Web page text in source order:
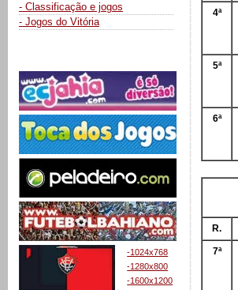
- Classificação e jogos
- Jogos do Vitória
-1024x768
-1280x800
-1600x1200
4ª
5ª
6ª
R.
7ª